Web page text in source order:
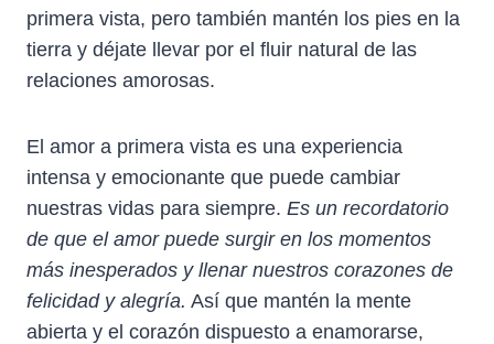
primera vista, pero también mantén los pies en la
tierra y déjate llevar por el fluir natural de las
relaciones amorosas.
El amor a primera vista es una experiencia
intensa y emocionante que puede cambiar
nuestras vidas para siempre. Es un recordatorio
de que el amor puede surgir en los momentos
más inesperados y llenar nuestros corazones de
felicidad y alegría. Así que mantén la mente
abierta y el corazón dispuesto a enamorarse,